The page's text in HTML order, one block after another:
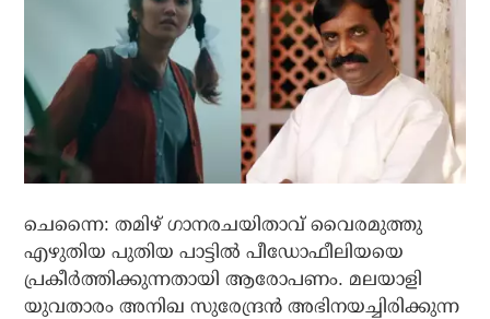
ചെന്നൈ: തമിഴ് ഗാനരചയിതാവ് വൈരമുത്തു
എഴുതിയ പുതിയ പാട്ടില്‍ പീഡോഫീലിയയെ
പ്രകീര്‍ത്തിക്കുന്നതായി ആരോപണം. മലയാളി
യുവതാരം അനിഖ സുരേന്ദ്രന്‍ അഭിനയച്ചിരിക്കുന്ന